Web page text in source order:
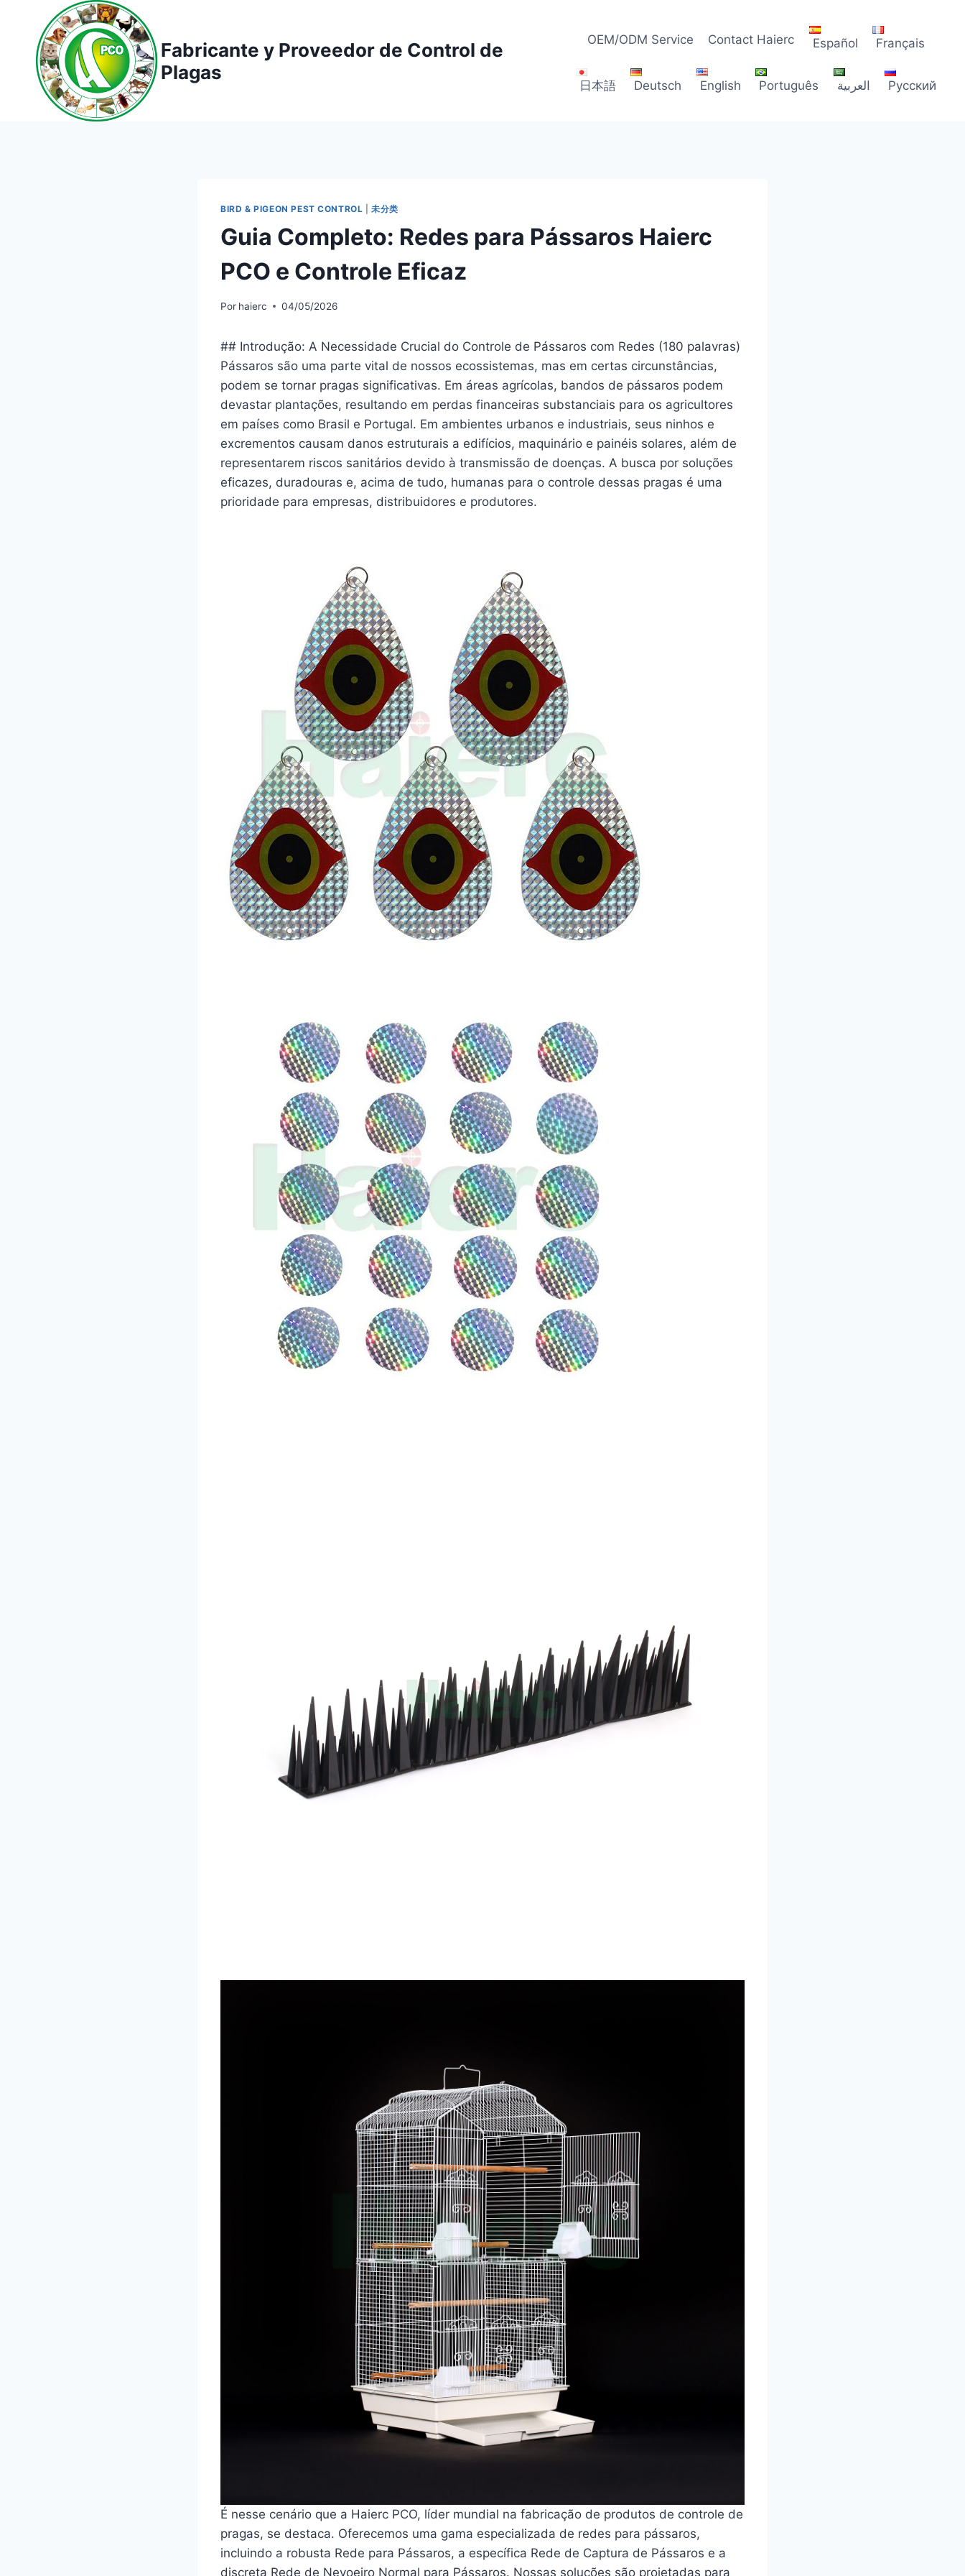
contenido
Fabricante y Proveedor de Control de
Plagas
OEM/ODM Service Contact Haierc Español Français
日本語 Deutsch English Português العربية Русский
BIRD & PIGEON PEST CONTROL |未分类
Guia Completo: Redes para Pássaros Haierc
PCO e Controle Eficaz
Por haierc 04/05/2026
## Introdução: A Necessidade Crucial do Controle de Pássaros com Redes (180 palavras)
Pássaros são uma parte vital de nossos ecossistemas, mas em certas circunstâncias,
podem se tornar pragas significativas. Em áreas agrícolas, bandos de pássaros podem
devastar plantações, resultando em perdas financeiras substanciais para os agricultores
em países como Brasil e Portugal. Em ambientes urbanos e industriais, seus ninhos e
excrementos causam danos estruturais a edifícios, maquinário e painéis solares, além de
representarem riscos sanitários devido à transmissão de doenças. A busca por soluções
eficazes, duradouras e, acima de tudo, humanas para o controle dessas pragas é uma
prioridade para empresas, distribuidores e produtores.
É nesse cenário que a Haierc PCO, líder mundial na fabricação de produtos de controle de
pragas, se destaca. Oferecemos uma gama especializada de redes para pássaros,
incluindo a robusta Rede para Pássaros, a específica Rede de Captura de Pássaros e a
discreta Rede de Nevoeiro Normal para Pássaros. Nossas soluções são projetadas para